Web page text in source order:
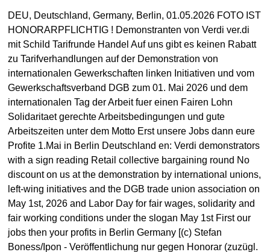
DEU, Deutschland, Germany, Berlin, 01.05.2026 FOTO IST
HONORARPFLICHTIG ! Demonstranten von Verdi ver.di
mit Schild Tarifrunde Handel Auf uns gibt es keinen Rabatt
zu Tarifverhandlungen auf der Demonstration von
internationalen Gewerkschaften linken Initiativen und vom
Gewerkschaftsverband DGB zum 01. Mai 2026 und dem
internationalen Tag der Arbeit fuer einen Fairen Lohn
Solidaritaet gerechte Arbeitsbedingungen und gute
Arbeitszeiten unter dem Motto Erst unsere Jobs dann eure
Profite 1.Mai in Berlin Deutschland en: Verdi demonstrators
with a sign reading Retail collective bargaining round No
discount on us at the demonstration by international unions,
left-wing initiatives and the DGB trade union association on
May 1st, 2026 and Labor Day for fair wages, solidarity and
fair working conditions under the slogan May 1st First our
jobs then your profits in Berlin Germany [(c) Stefan
Boness/Ipon - Veröffentlichung nur gegen Honorar (zuzügl.